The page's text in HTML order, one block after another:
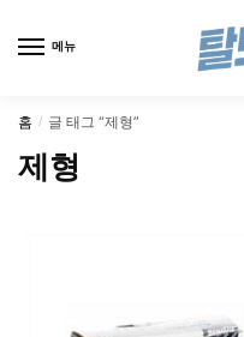
메뉴
홈 / 글 태그 “제형”
제형